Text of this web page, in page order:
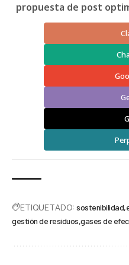
propuesta de post
ETIQUETADO: sostenibilidad
gestión de residuos gases de